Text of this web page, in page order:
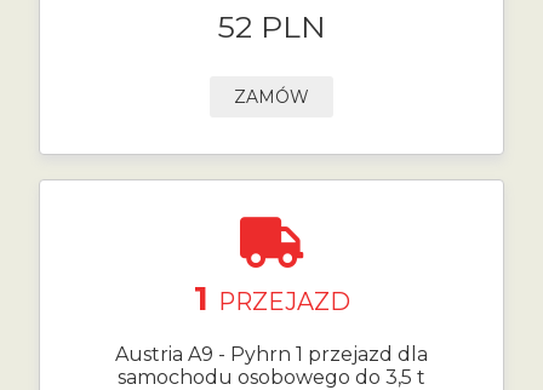
52 PLN
ZAMÓW
1 PRZEJAZD
Austria A9 - Pyhrn 1 przejazd dla
samochodu osobowego do 3,5 t